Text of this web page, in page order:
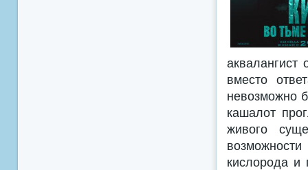
аквалангист
вместо
невозможно
кашалот
живого
кислорода и